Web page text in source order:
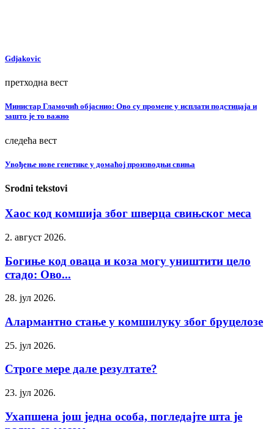
Gdjakovic
претходна вест
Министар Гламочић објаснио: Ово су промене у исплати подстицаја и
зашто је то важно
следећа вест
Увођење нове генетике у домаћој производњи свиња
Srodni tekstovi
Хаос код комшија због шверца свињског меса
2. август 2026.
Богиње код оваца и коза могу уништити цело
стадо: Ово...
28. јул 2026.
Алармантно стање у комшилуку због бруцелозе
25. јул 2026.
Строге мере дале резултате?
23. јул 2026.
Ухапшена још једна особа, погледајте шта је